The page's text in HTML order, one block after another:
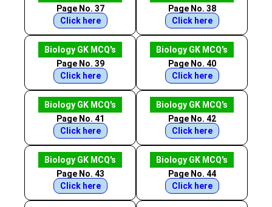
Page No. 37
Click here
Page No. 38
Click here
Biology GK MCQ's
Page No. 39
Click here
Biology GK MCQ's
Page No. 40
Click here
Biology GK MCQ's
Page No. 41
Click here
Biology GK MCQ's
Page No. 42
Click here
Biology GK MCQ's
Page No. 43
Click here
Biology GK MCQ's
Page No. 44
Click here